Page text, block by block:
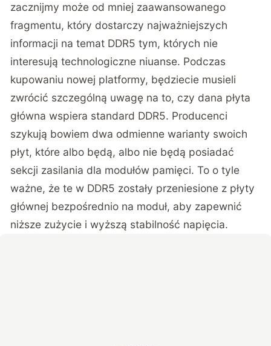
zacznijmy może od mniej zaawansowanego
fragmentu, który dostarczy najważniejszych
informacji na temat DDR5 tym, których nie
interesują technologiczne niuanse. Podczas
kupowaniu nowej platformy, będziecie musieli
zwrócić szczególną uwagę na to, czy dana płyta
główna wspiera standard DDR5. Producenci
szykują bowiem dwa odmienne warianty swoich
płyt, które albo będą, albo nie będą posiadać
sekcji zasilania dla modułów pamięci. To o tyle
ważne, że te w DDR5 zostały przeniesione z płyty
głównej bezpośrednio na moduł, aby zapewnić
niższe zużycie i wyższą stabilność napięcia.